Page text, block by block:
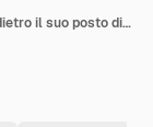
Vista frontale ingegnere maschio seduto dietro il suo posto di lavoro che punta sopra con matita lavoro costruttore agenda business plan contraente successo documento aziendale proprietà